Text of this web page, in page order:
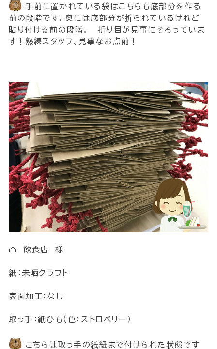
手前に置かれている袋はこちらも底部分を作る
前の段階です。奥には底部分が折られているけれど
貼り付ける前の段階。 折り目が見事にそろっていま
す！熟練スタッフ、見事なお点前！
👜 飲食店 様
紙：未晒クラフト
表面加工：なし
取っ手：紙ひも（色：ストロベリー）
こちらは取っ手の紙紐まで付けられた状態です